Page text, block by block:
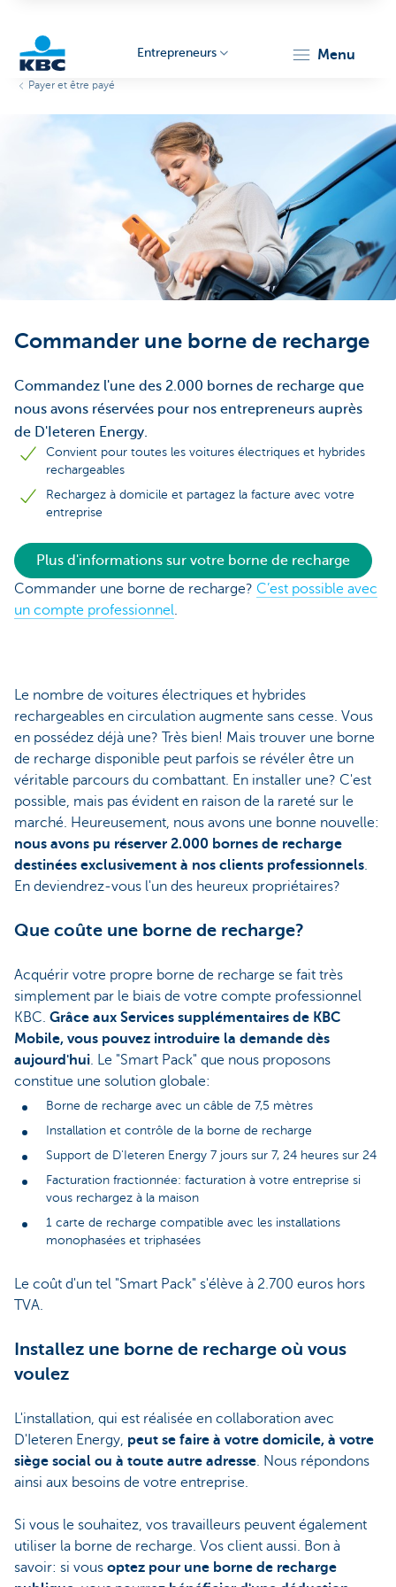
Entrepreneurs menu
Payer et être payé
Commander une borne de recharge
Commandez l'une des 2.000 bornes de recharge que
nous avons réservées pour nos entrepreneurs auprès
de D'Ieteren Energy.
Convient pour toutes les voitures électriques et hybrides
rechargeables
Rechargez à domicile et partagez la facture avec votre
entreprise
Plus d'informations sur votre borne de recharge
Commander une borne de recharge? C’est possible avec
un compte professionnel.
Le nombre de voitures électriques et hybrides
rechargeables en circulation augmente sans cesse. Vous
en possédez déjà une? Très bien! Mais trouver une borne
de recharge disponible peut parfois se révéler être un
véritable parcours du combattant. En installer une? C'est
possible, mais pas évident en raison de la rareté sur le
marché. Heureusement, nous avons une bonne nouvelle:
nous avons pu réserver 2.000 bornes de recharge
destinées exclusivement à nos clients professionnels.
En deviendrez-vous l'un des heureux propriétaires?
Que coûte une borne de recharge?
Acquérir votre propre borne de recharge se fait très
simplement par le biais de votre compte professionnel
KBC. Grâce aux Services supplémentaires de KBC
Mobile, vous pouvez introduire la demande dès
aujourd'hui. Le "Smart Pack" que nous proposons
constitue une solution globale:
Borne de recharge avec un câble de 7,5 mètres
Installation et contrôle de la borne de recharge
Support de D'Ieteren Energy 7 jours sur 7, 24 heures sur 24
Facturation fractionnée: facturation à votre entreprise si
vous rechargez à la maison
1 carte de recharge compatible avec les installations
monophasées et triphasées
Le coût d'un tel "Smart Pack" s'élève à 2.700 euros hors
TVA.
Installez une borne de recharge où vous
voulez
L'installation, qui est réalisée en collaboration avec
D'Ieteren Energy, peut se faire à votre domicile, à votre
siège social ou à toute autre adresse. Nous répondons
ainsi aux besoins de votre entreprise.
Si vous le souhaitez, vos travailleurs peuvent également
utiliser la borne de recharge. Vos client aussi. Bon à
savoir: si vous optez pour une borne de recharge